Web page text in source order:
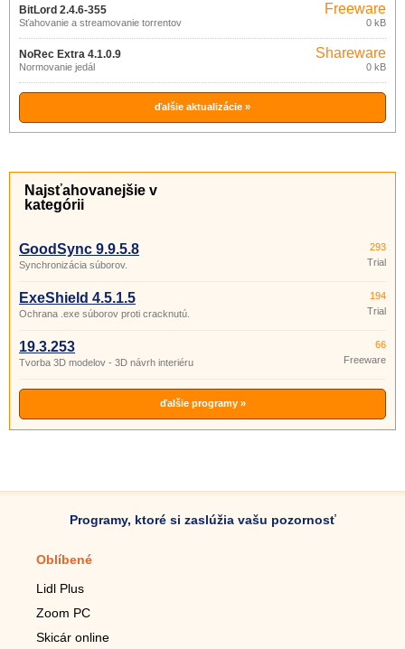
BitLord 2.4.6-355
Sťahovanie a streamovanie torrentov
Freeware
0 kB
NoRec Extra 4.1.0.9
Normovanie jedál
Shareware
0 kB
ďalšie aktualizácie »
Najsťahovanejšie v
kategórii
GoodSync 9.9.5.8
Synchronizácia súborov.
293
Trial
ExeShield 4.5.1.5
Ochrana .exe súborov proti cracknutú.
194
Trial
19.3.253
Tvorba 3D modelov - 3D návrh interiéru
66
Freeware
ďalšie programy »
Programy, ktoré si zaslúžia vašu pozornosť
Oblíbené
Lidl Plus
Zoom PC
Skicár online